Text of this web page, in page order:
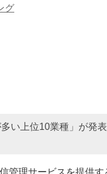
グ
い上位10業種」が発
管理サービスを提供す